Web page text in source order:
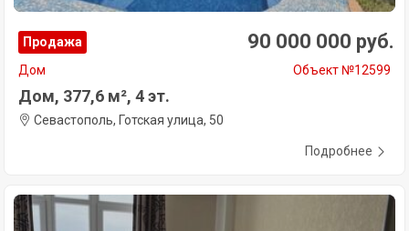
Продажа 90 000 000 руб.
Дом Объект №12599
Дом, 377,6 м², 4 эт.
Севастополь, Готская улица, 50
Подробнее